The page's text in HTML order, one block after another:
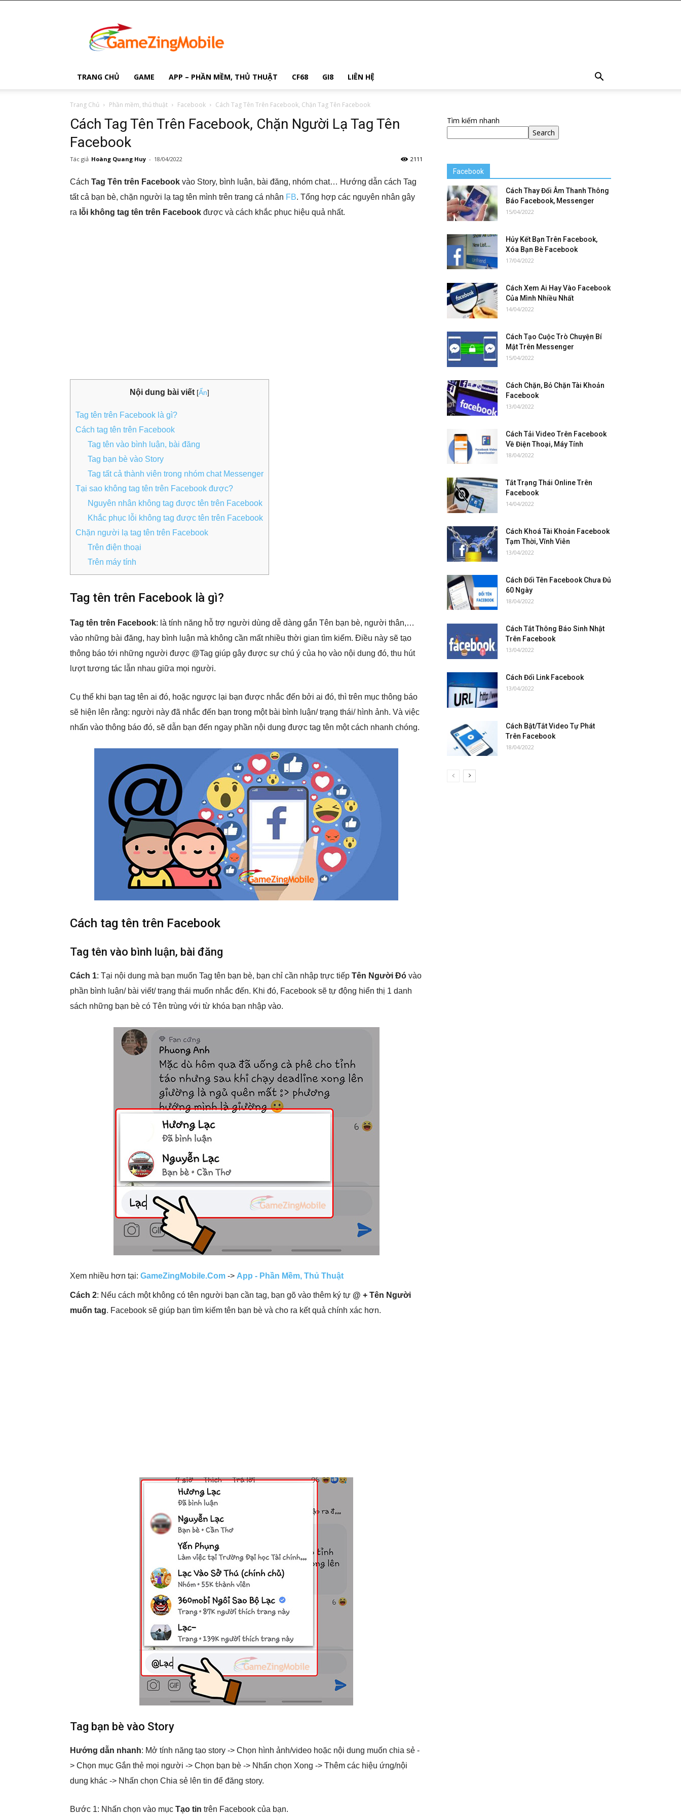
Zing
Mobile
TRANG CHỦ GAME APP – PHẦN MỀM, THỦ THUẬT CF68 GI8 LIÊN HỆ
Trang Chủ Phần mềm, thủ thuật Facebook Cách Tag Tên Trên Facebook, Chặn Tag Tên Facebook
Cách Tag Tên Trên Facebook, Chặn Người Lạ Tag Tên
Facebook
Tác giả Hoàng Quang Huy - 18/04/2022 2111
Cách Tag Tên trên Facebook vào Story, bình luận, bài đăng, nhóm chat… Hướng dẫn cách Tag
tất cả bạn bè, chặn người lạ tag tên mình trên trang cá nhân FB. Tổng hợp các nguyên nhân gây
ra lỗi không tag tên trên Facebook được và cách khắc phục hiệu quả nhất.
Nội dung bài viết [Ẩn]
Tag tên trên Facebook là gì?
Cách tag tên trên Facebook
Tag tên vào bình luận, bài đăng
Tag bạn bè vào Story
Tag tất cả thành viên trong nhóm chat Messenger
Tại sao không tag tên trên Facebook được?
Nguyên nhân không tag được tên trên Facebook
Khắc phục lỗi không tag được tên trên Facebook
Chặn người lạ tag tên trên Facebook
Trên điện thoại
Trên máy tính
Tag tên trên Facebook là gì?
Tag tên trên Facebook: là tính năng hỗ trợ người dùng dễ dàng gắn Tên bạn bè, người thân,…
vào những bài đăng, hay bình luận mà không cần mất nhiều thời gian tìm kiếm. Điều này sẽ tạo
thông báo tới những người được @Tag giúp gây được sự chú ý của họ vào nội dung đó, thu hút
lượt tương tác lẫn nhau giữa mọi người.
Cụ thể khi bạn tag tên ai đó, hoặc ngược lại bạn được nhắc đến bởi ai đó, thì trên mục thông báo
sẽ hiện lên rằng: người này đã nhắc đến bạn trong một bài bình luận/ trạng thái/ hình ảnh. Và việc
nhấn vào thông báo đó, sẽ dẫn bạn đến ngay phần nội dung được tag tên một cách nhanh chóng.
Cách tag tên trên Facebook
Tag tên vào bình luận, bài đăng
Cách 1: Tại nội dung mà bạn muốn Tag tên bạn bè, bạn chỉ cần nhập trực tiếp Tên Người Đó vào
phần bình luận/ bài viết/ trạng thái muốn nhắc đến. Khi đó, Facebook sẽ tự động hiển thị 1 danh
sách những bạn bè có Tên trùng với từ khóa bạn nhập vào.
Xem nhiều hơn tại: GameZingMobile.Com -> App - Phần Mềm, Thủ Thuật
Cách 2: Nếu cách một không có tên người bạn cần tag, bạn gõ vào thêm ký tự @ + Tên Người
muốn tag. Facebook sẽ giúp bạn tìm kiếm tên bạn bè và cho ra kết quả chính xác hơn.
Tag bạn bè vào Story
Hướng dẫn nhanh: Mở tính năng tạo story -> Chọn hình ảnh/video hoặc nội dung muốn chia sẻ -
> Chọn mục Gắn thẻ mọi người -> Chọn bạn bè -> Nhấn chọn Xong -> Thêm các hiệu ứng/nội
dung khác -> Nhấn chọn Chia sẻ lên tin để đăng story.
Bước 1: Nhấn chọn vào mục Tạo tin trên Facebook của bạn.
Tìm kiếm nhanh
Search
Facebook
Cách Thay Đổi Âm Thanh Thông
Báo Facebook, Messenger
15/04/2022
Hủy Kết Bạn Trên Facebook,
Xóa Bạn Bè Facebook
17/04/2022
Cách Xem Ai Hay Vào Facebook
Của Mình Nhiều Nhất
14/04/2022
Cách Tạo Cuộc Trò Chuyện Bí
Mật Trên Messenger
15/04/2022
Cách Chặn, Bỏ Chặn Tài Khoản
Facebook
13/04/2022
Cách Tải Video Trên Facebook
Về Điện Thoại, Máy Tính
18/04/2022
Tắt Trạng Thái Online Trên
Facebook
14/04/2022
Cách Khoá Tài Khoản Facebook
Tạm Thời, Vĩnh Viễn
13/04/2022
Cách Đổi Tên Facebook Chưa Đủ
60 Ngày
18/04/2022
Cách Tắt Thông Báo Sinh Nhật
Trên Facebook
13/04/2022
Cách Đổi Link Facebook
13/04/2022
Cách Bật/Tắt Video Tự Phát
Trên Facebook
18/04/2022